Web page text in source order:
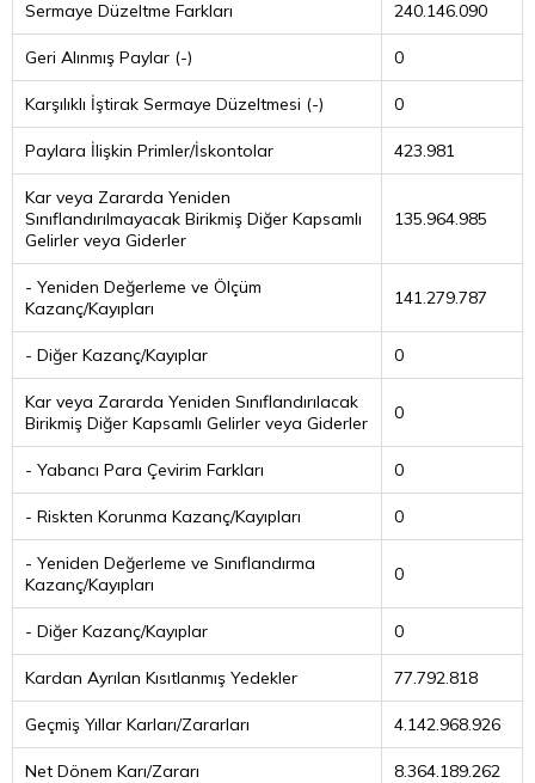
Sermaye Düzeltme Farkları 240.146.090
Geri Alınmış Paylar (-) 0
Karşılıklı İştirak Sermaye Düzeltmesi (-) 0
Paylara İlişkin Primler/İskontolar 423.981
Kar veya Zararda Yeniden
Sınıflandırılmayacak Birikmiş Diğer Kapsamlı
Gelirler veya Giderler
135.964.985
- Yeniden Değerleme ve Ölçüm
Kazanç/Kayıpları
141.279.787
- Diğer Kazanç/Kayıplar 0
Kar veya Zararda Yeniden Sınıflandırılacak
Birikmiş Diğer Kapsamlı Gelirler veya Giderler
0
- Yabancı Para Çevirim Farkları 0
- Riskten Korunma Kazanç/Kayıpları 0
- Yeniden Değerleme ve Sınıflandırma
Kazanç/Kayıpları
0
- Diğer Kazanç/Kayıplar 0
Kardan Ayrılan Kısıtlanmış Yedekler 77.792.818
Geçmiş Yıllar Karları/Zararları 4.142.968.926
Net Dönem Karı/Zararı 8.364.189.262